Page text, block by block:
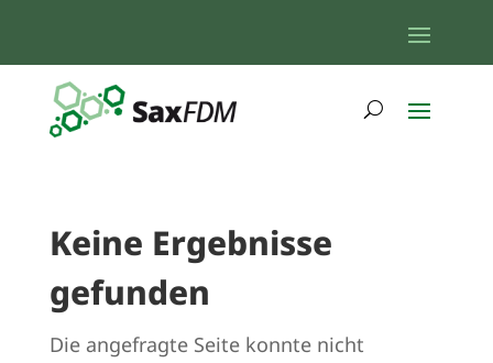
Keine Ergebnisse
gefunden
Die angefragte Seite konnte nicht